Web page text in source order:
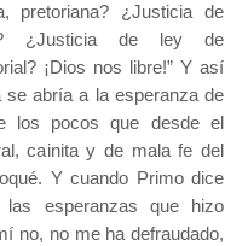
pretoriana? ¿Justicia de
¿Justicia de ley de
¡Dios nos libre!” Y así
abría a la esperanza de
los pocos que desde el
cainita y de mala fe del
Y cuando Primo dice
esperanzas que hizo
no, no me ha defraudado,